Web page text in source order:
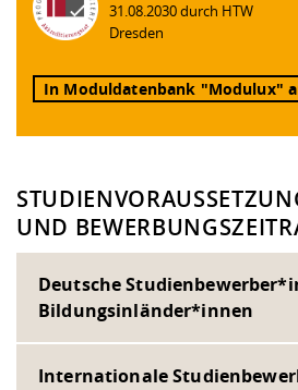
31.08.2030 durch HTW
Dresden
In Moduldatenbank "Modulux"
UND
Deutsche
Bildungsinländer*innen
Internationale